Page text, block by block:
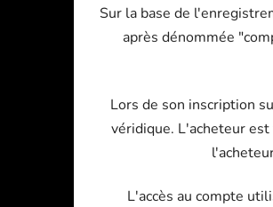
Sur la base de
après dénommée
Lors de son inscription
véridique. L'acheteur
L'accès au compte